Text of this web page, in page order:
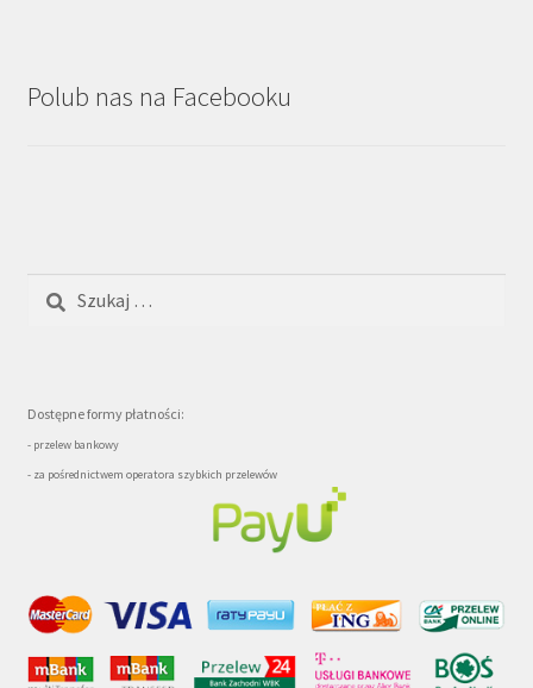
Polub nas na Facebooku
Dostępne formy płatności:
- przelew bankowy
- za pośrednictwem operatora szybkich przelewów